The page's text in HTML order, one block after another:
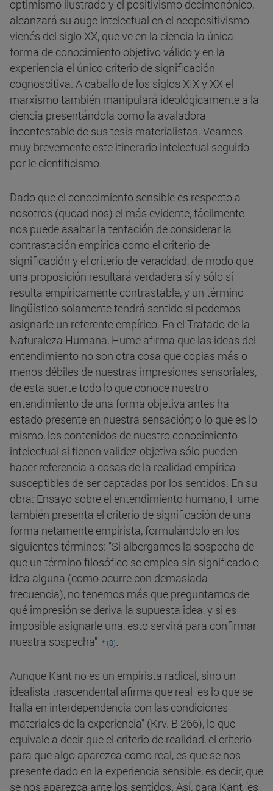
optimismo ilustrado y el positivismo decimonónico,
alcanzará su auge intelectual en el neopositivismo
vienés del siglo XX, que ve en la ciencia la única
forma de conocimiento objetivo válido y en la
experiencia el único criterio de significación
cognoscitiva. A caballo de los siglos XIX y XX el
marxismo también manipulará ideológicamente a la
ciencia presentándola como la avaladora
incontestable de sus tesis materialistas. Veamos
muy brevemente este itinerario intelectual seguido
por le cientificismo.
Dado que el conocimiento sensible es respecto a
nosotros (quoad nos) el más evidente, fácilmente
nos puede asaltar la tentación de considerar la
contrastación empírica como el criterio de
significación y el criterio de veracidad, de modo que
una proposición resultará verdadera sí y sólo sí
resulta empíricamente contrastable, y un término
lingüístico solamente tendrá sentido si podemos
asignarle un referente empírico. En el Tratado de la
Naturaleza Humana, Hume afirma que las ideas del
entendimiento no son otra cosa que copias más o
menos débiles de nuestras impresiones sensoriales,
de esta suerte todo lo que conoce nuestro
entendimiento de una forma objetiva antes ha
estado presente en nuestra sensación; o lo que es lo
mismo, los contenidos de nuestro conocimiento
intelectual si tienen validez objetiva sólo pueden
hacer referencia a cosas de la realidad empírica
susceptibles de ser captadas por los sentidos. En su
obra: Ensayo sobre el entendimiento humano, Hume
también presenta el criterio de significación de una
forma netamente empirista, formulándolo en los
siguientes términos: "Si albergamos la sospecha de
que un término filosófico se emplea sin significado o
idea alguna (como ocurre con demasiada
frecuencia), no tenemos más que preguntarnos de
qué impresión se deriva la supuesta idea, y si es
imposible asignarle una, esto servirá para confirmar
nuestra sospecha" * (8).
Aunque Kant no es un empirista radical, sino un
idealista trascendental afirma que real "es lo que se
halla en interdependencia con las condiciones
materiales de la experiencia" (Krv. B 266), lo que
equivale a decir que el criterio de realidad, el criterio
para que algo aparezca como real, es que se nos
presente dado en la experiencia sensible, es decir, que
se nos aparezca ante los sentidos. Así, para Kant "es